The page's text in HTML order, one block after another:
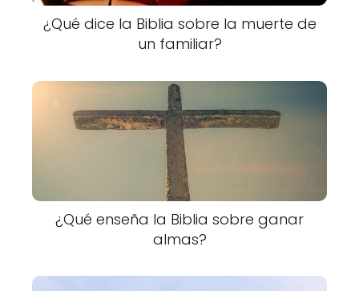
¿Qué dice la Biblia sobre la muerte de
un familiar?
¿Qué enseña la Biblia sobre ganar
almas?